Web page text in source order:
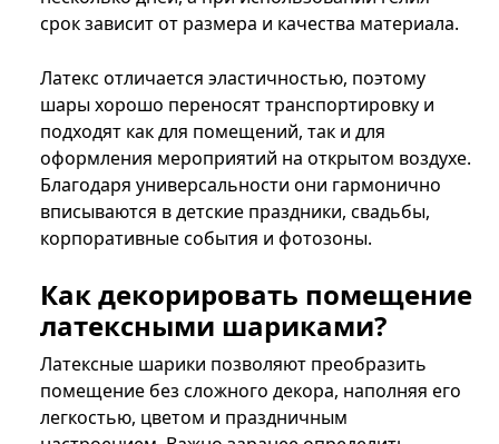
срок зависит от размера и качества материала.
Латекс отличается эластичностью, поэтому
шары хорошо переносят транспортировку и
подходят как для помещений, так и для
оформления мероприятий на открытом воздухе.
Благодаря универсальности они гармонично
вписываются в детские праздники, свадьбы,
корпоративные события и фотозоны.
Как декорировать помещение
латексными шариками?
Латексные шарики позволяют преобразить
помещение без сложного декора, наполняя его
легкостью, цветом и праздничным